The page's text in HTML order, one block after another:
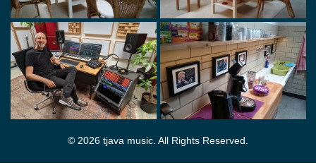
© 2026 tjava music. All Rights Reserved.